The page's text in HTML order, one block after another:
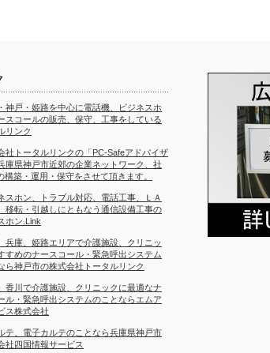
神戸・姫路を中心に電話機、ビジネスホ
スコールの販売、保守、工事をしている
リンク
社トータルリンクの「PC-Safeアドバイザ
庫県神戸市近郊の企業ネットワーク、社
構築・運用・保守をさせて頂きます。
スホン、トラブル対応、電話工事、ＬＡ
移転・引越しにともなう通信設備工事の
ホン.Link
兵庫、姫路エリアで介護施設、クリニッ
すめのナースコール・緊急呼出システム
ら神戸市の株式会社トータルリンク
香川で介護施設、クリニックに最適なナ
ル・緊急呼出システムのことならエムア
ス株式会社
テ、電子カルテのことなら兵庫県神戸市
社四国情報サービス